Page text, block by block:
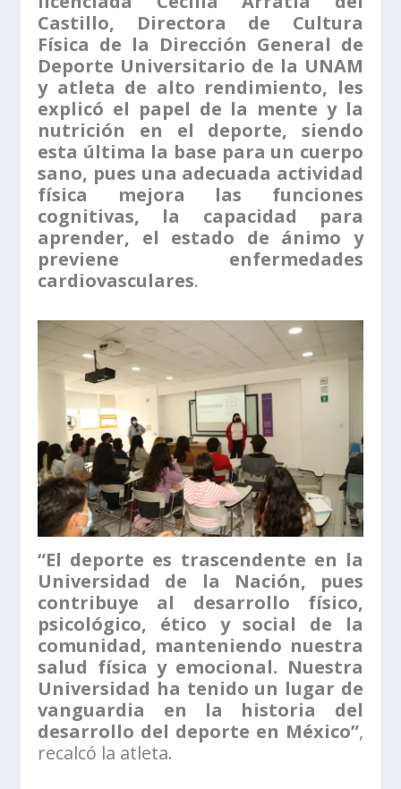
Castillo, Directora de Cultura
Física de la Dirección General de
Deporte Universitario de la UNAM
y atleta de alto rendimiento, les
explicó el papel de la mente y la
nutrición en el deporte, siendo
esta última la base para un cuerpo
sano, pues una adecuada actividad
física mejora las funciones
cognitivas, la capacidad para
aprender, el estado de ánimo y
previene enfermedades
cardiovasculares.
“El deporte es trascendente en la
Universidad de la Nación, pues
contribuye al desarrollo físico,
psicológico, ético y social de la
comunidad, manteniendo nuestra
salud física y emocional. Nuestra
Universidad ha tenido un lugar de
vanguardia en la historia del
desarrollo del deporte en México”,
recalcó la atleta.